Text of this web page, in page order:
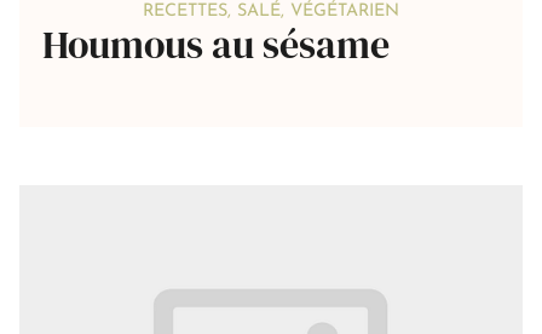
RECETTES, SALÉ, VÉGÉTARIEN
Houmous au sésame